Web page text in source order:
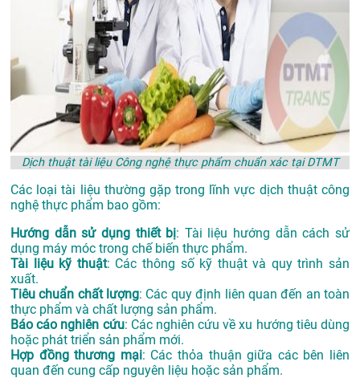
Dịch thuật tài liệu Công nghệ thực phẩm chuẩn xác tại DTMT
Các loại tài liệu thường gặp trong lĩnh vực dịch thuật công
nghệ thực phẩm bao gồm:
Hướng dẫn sử dụng thiết bị: Tài liệu hướng dẫn cách sử
dụng máy móc trong chế biến thực phẩm.
Tài liệu kỹ thuật: Các thông số kỹ thuật và quy trình sản
xuất.
Tiêu chuẩn chất lượng: Các quy định liên quan đến an toàn
thực phẩm và chất lượng sản phẩm.
Báo cáo nghiên cứu: Các nghiên cứu về xu hướng tiêu dùng
hoặc phát triển sản phẩm mới.
Hợp đồng thương mại: Các thỏa thuận giữa các bên liên
quan đến cung cấp nguyên liệu hoặc sản phẩm.